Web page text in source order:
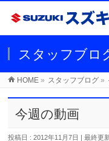
スタッフブロ
HOME » スタッフブログ »
今週の動
投稿日 : 2012年11月7日 最終更